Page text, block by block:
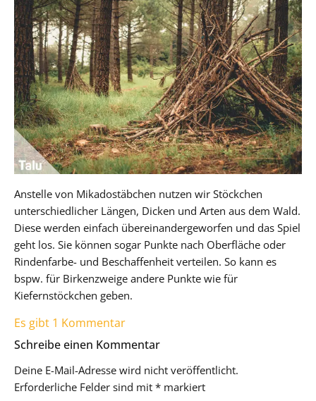
Anstelle von Mikadostäbchen nutzen wir Stöckchen
unterschiedlicher Längen, Dicken und Arten aus dem Wald.
Diese werden einfach übereinandergeworfen und das Spiel
geht los. Sie können sogar Punkte nach Oberfläche oder
Rindenfarbe- und Beschaffenheit verteilen. So kann es
bspw. für Birkenzweige andere Punkte wie für
Kiefernstöckchen geben.
Es gibt 1 Kommentar
Schreibe einen Kommentar
Deine E-Mail-Adresse wird nicht veröffentlicht.
Erforderliche Felder sind mit * markiert